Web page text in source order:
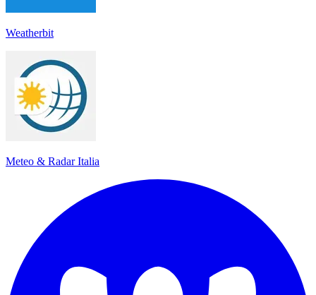
Weatherbit
Meteo & Radar Italia